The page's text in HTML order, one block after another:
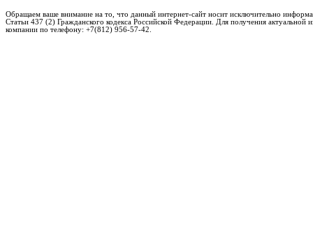
Обращаем ваше внимание на то, что данный интернет-сайт носит исключительно
Статьи 437 (2) Гражданского кодекса Российской Федерации. Для получения
компании по телефону: +7(812) 956-57-42.